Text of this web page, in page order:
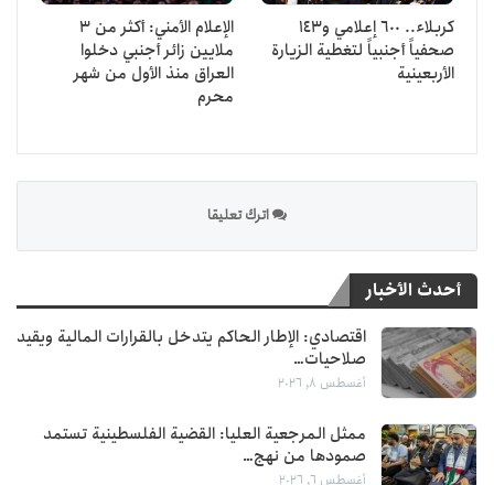
كربلاء.. 600 إعلامي و143
صحفياً أجنبياً لتغطية الزيارة
الأربعينية
الإعلام الأمني: أكثر من 3
ملايين زائر أجنبي دخلوا
العراق منذ الأول من شهر
محرم
اترك تعليقا
أحدث الأخبار
اقتصادي: الإطار الحاكم يتدخل بالقرارات المالية ويقيد
صلاحيات…
أغسطس 8, 2026
ممثل المرجعية العليا: القضية الفلسطينية تستمد
صمودها من نهج…
أغسطس 6, 2026